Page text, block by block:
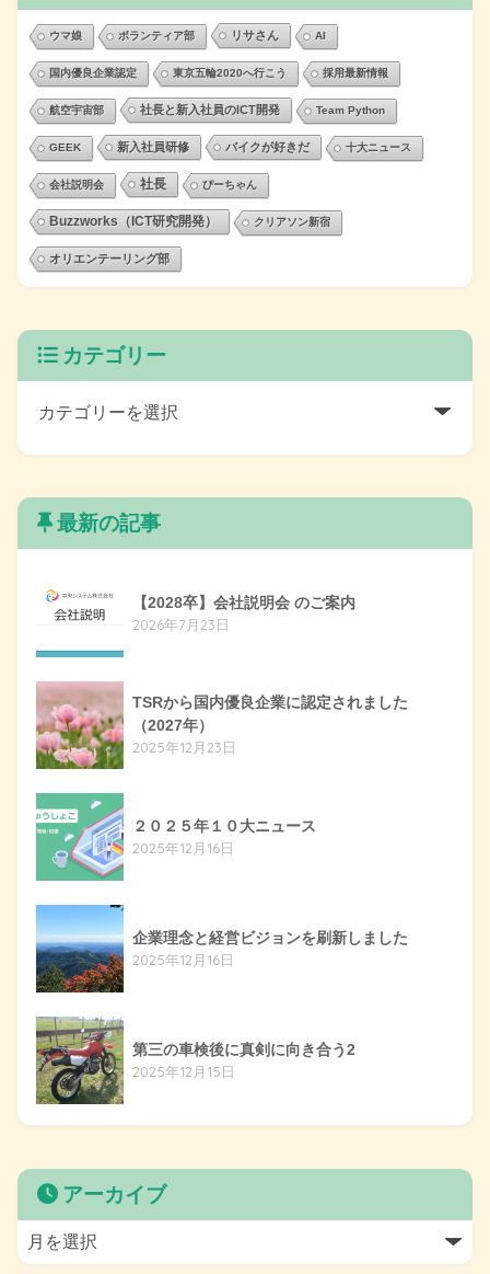
ウマ娘 ボランティア部 リサさん AI
国内優良企業認定 東京五輪2020へ行こう 採用最新情報
航空宇宙部 社長と新入社員のICT開発 Team Python
GEEK 新入社員研修 バイクが好きだ 十大ニュース
会社説明会 社長 ぴーちゃん
Buzzworks（ICT研究開発） クリアソン新宿
オリエンテーリング部
カテゴリー
最新の記事
【2028卒】会社説明会 のご案内
2026年7月23日
TSRから国内優良企業に認定されました
（2027年）
2025年12月23日
２０２５年１０大ニュース
2025年12月16日
企業理念と経営ビジョンを刷新しました
2025年12月16日
第三の車検後に真剣に向き合う2
2025年12月15日
アーカイブ